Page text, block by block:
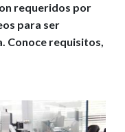
requeridos por
para ser
Conoce requisitos,